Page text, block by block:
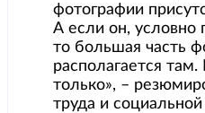
фотографии
А если он, условно
то большая часть
располагается
только», –
труда и